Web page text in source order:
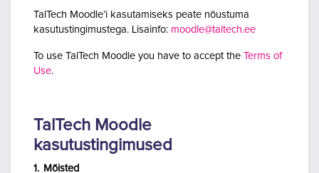
TalTech Moodle’i kasutamiseks peate nõustuma
kasutustingimustega. Lisainfo: moodle@taltech.ee
To use TalTech Moodle you have to accept the Terms of
Use.
TalTech Moodle
kasutustingimused
1. Mõisted